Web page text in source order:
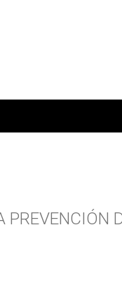
PREVENCIÓN